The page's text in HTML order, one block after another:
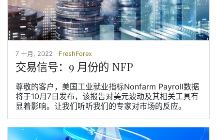
7 十月, 2022 FreshForex
交易信号：9 月份的 NFP
尊敬的客户，美国工业就业指标Nonfarm Payroll数据
将于10月7日发布，该报告对美元波动及其相关工具有
显着影响。让我们听听我们的专家对市场的反应。